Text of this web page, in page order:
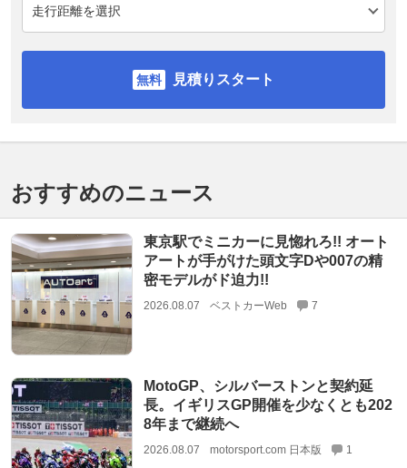
見積りスタート
おすすめのニュース
東京駅でミニカーに見惚れろ!! オート
アートが手がけた頭文字Dや007の精
密モデルがド迫力!!
2026.08.07 ベストカーWeb 7
MotoGP、シルバーストンと契約延
長。イギリスGP開催を少なくとも202
8年まで継続へ
2026.08.07 motorsport.com 日本版 1